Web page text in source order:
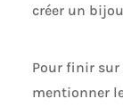
créer un
Pour finir sur
mentionner